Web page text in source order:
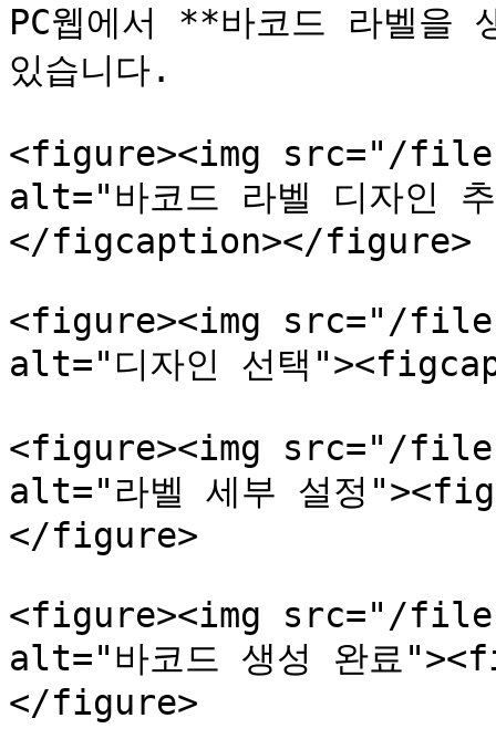
PC웹에서 **바코드 라벨을
있습니다.
<figure><img src="/files/
alt="바코드 라벨 디자인
</figcaption></figure>
<figure><img src="/files/
alt="디자인 선택
<figure><img src="/files/
alt="라벨 세부 설정
</figure>
<figure><img src="/files/
alt="바코드 생성 완료
</figure>